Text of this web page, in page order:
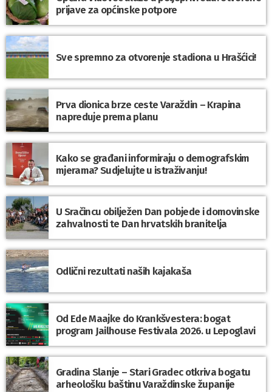
prijave za općinske potpore
Sve spremno za otvorenje stadiona u Hrašćici!
Prva dionica brze ceste Varaždin – Krapina
napreduje prema planu
Kako se građani informiraju o demografskim
mjerama? Sudjelujte u istraživanju!
U Sračincu obilježen Dan pobjede i domovinske
zahvalnosti te Dan hrvatskih branitelja
Odlični rezultati naših kajakaša
Od Ede Maajke do Krankšvestera: bogat
program Jailhouse Festivala 2026. u Lepoglavi
Gradina Slanje – Stari Gradec otkriva bogatu
arheološku baštinu Varaždinske županije